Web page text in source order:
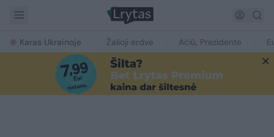
Karas Ukrainoje Žalioji erdvė Ačiū, Prezidente